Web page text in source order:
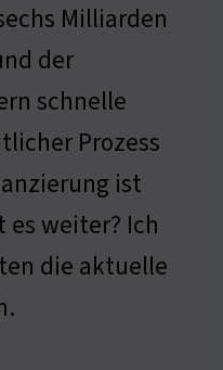
Milliarden
der
schnelle
Prozess
ist
es weiter? Ich
die aktuelle